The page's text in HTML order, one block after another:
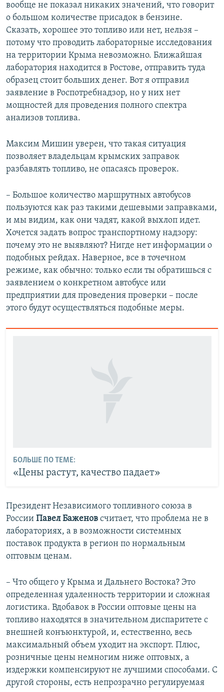
вообще не показал никаких значений, что говорит
о большом количестве присадок в бензине.
Сказать, хорошее это топливо или нет, нельзя –
потому что проводить лабораторные исследования
на территории Крыма невозможно. Ближайшая
лаборатория находится в Ростове, отправить туда
образец стоит больших денег. Вот я отправил
заявление в Роспотребнадзор, но у них нет
мощностей для проведения полного спектра
анализов топлива.
Максим Мишин уверен, что такая ситуация
позволяет владельцам крымских заправок
разбавлять топливо, не опасаясь проверок.
– Большое количество маршрутных автобусов
пользуются как раз такими дешевыми заправками,
и мы видим, как они чадят, какой выхлоп идет.
Хочется задать вопрос транспортному надзору:
почему это не выявляют? Нигде нет информации о
подобных рейдах. Наверное, все в точечном
режиме, как обычно: только если ты обратишься с
заявлением о конкретном автобусе или
предприятии для проведения проверки – после
этого будут осуществляться подобные меры.
БОЛЬШЕ ПО ТЕМЕ:
«Цены растут, качество падает»
Президент Независимого топливного союза в
России Павел Баженов считает, что проблема не в
лабораториях, а в возможности системных
поставок продукта в регион по нормальным
оптовым ценам.
– Что общего у Крыма и Дальнего Востока? Это
определенная удаленность территории и сложная
логистика. Вдобавок в России оптовые цены на
топливо находятся в значительном диспаритете с
внешней конъюнктурой, и, естественно, весь
максимальный объем уходит на экспорт. Плюс,
розничные цены немногим ниже оптовых, а
издержки компенсируют не лучшими способами. С
другой стороны, есть непрозрачно регулируемая